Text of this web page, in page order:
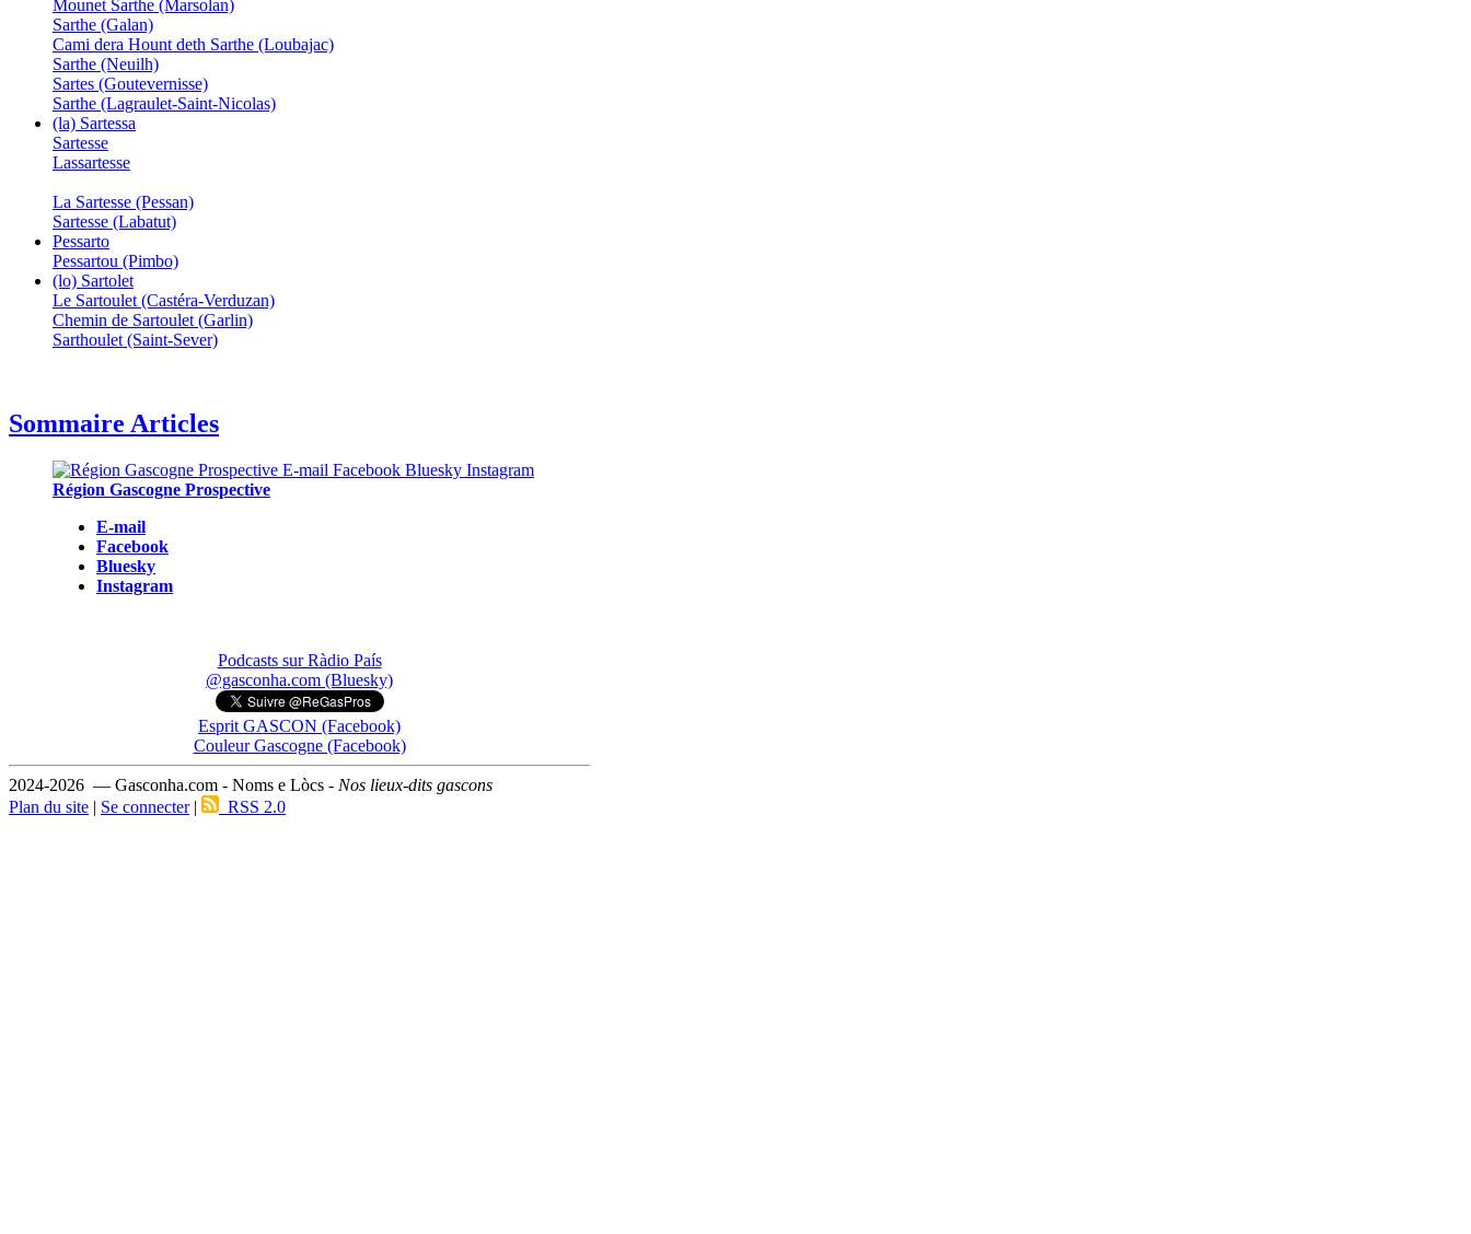
Mounet Sarthe (Marsolan)
Sarthe (Galan)
Cami dera Hount deth Sarthe (Loubajac)
Sarthe (Neuilh)
Sartes (Goutevernisse)
Sarthe (Lagraulet-Saint-Nicolas)
(la) Sartessa
Sartesse
Lassartesse
La Sartesse (Pessan)
Sartesse (Labatut)
Pessarto
Pessartou (Pimbo)
(lo) Sartolet
Le Sartoulet (Castéra-Verduzan)
Chemin de Sartoulet (Garlin)
Sarthoulet (Saint-Sever)
Sommaire Articles
Région Gascogne Prospective
E-mail
Facebook
Bluesky
Instagram
Podcasts sur Ràdio País
@gasconha.com (Bluesky)
Esprit GASCON (Facebook)
Couleur Gascogne (Facebook)
2024-2026 — Gasconha.com - Noms e Lòcs - Nos lieux-dits gascons
Plan du site | Se connecter| RSS 2.0